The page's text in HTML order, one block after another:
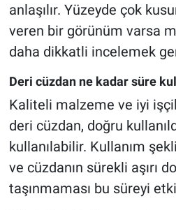
anlaşılır. Yüzeyde çok
veren bir görünüm varsa
daha dikkatli incelemek
Deri cüzdan ne kadar süre
Kaliteli malzeme ve iyi
deri cüzdan, doğru
kullanılabilir. Kullanım
ve cüzdanın sürekli aşırı
taşınmaması bu süreyi